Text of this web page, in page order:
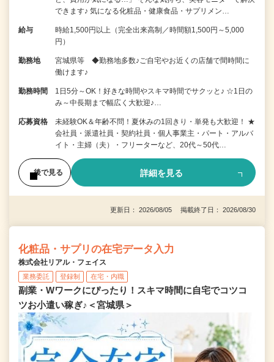
できます♪ 気になる化粧品・健康食品・サプリメン…
給与
時給1,500円以上（完全出来高制／時間額1,500円～5,000
円）
勤務地
宮城県等 ◆勤務地多数♪ご自宅やお近くの店舗で間時間に
働けます♪
勤務時間
1日5分～OK！好きな時間やスキマ時間でサクッと♪ ☆1日の
み～中長期まで幅広く大歓迎♪…
応募資格
未経験OK＆年齢不問！夏休みの1回きり・単発も大歓迎！ ★
会社員・派遣社員・契約社員・個人事業主・パート・アルバ
イト・主婦（夫）・フリーターなど、20代～50代…
後で見る 詳細を見る
更新日： 2026/08/05 掲載終了日： 2026/08/30
化粧品・サプリの在宅データ入力
株式会社リアル・フェイス
業務委託 登録制 在宅・内職
副業・Wワークにぴったり！スキマ時間に自宅でコツコ
ツお小遣い稼ぎ♪＜宮城県＞